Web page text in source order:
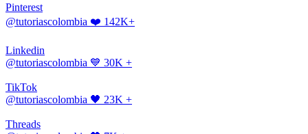
Pinterest
@tutoriascolombia ❤️ 142K+
Linkedin
@tutoriascolombia 💙 30K +
TikTok
@tutoriascolombia 🖤 23K +
Threads